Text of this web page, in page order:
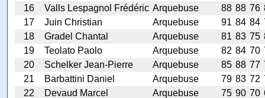
16
Valls Lespagnol Frédéric Arquebuse 88 88 76
17
Juin Christian Arquebuse 91 84 84
18
Gradel Chantal Arquebuse 81 83 75
19
Teolato Paolo Arquebuse 82 84 70
20
Schelker Jean-Pierre Arquebuse 85 88 77
21
Barbattini Daniel Arquebuse 79 83 72
22
Devaud Marcel Arquebuse 75 90 70